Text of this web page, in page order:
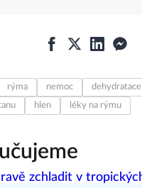
rýma nemoc
dehydratace
hlen léky na rýmu